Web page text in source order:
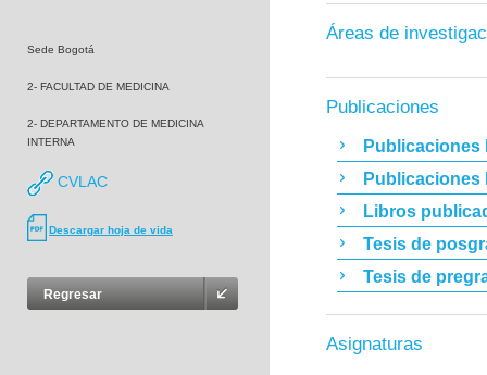
Sede Bogotá
2- FACULTAD DE MEDICINA
2- DEPARTAMENTO DE MEDICINA
INTERNA
CVLAC
Descargar hoja de vida
Regresar
Áreas de
Publicaciones
Publicaciones
Publicaciones
Libros
Tesis de
Tesis de
Asignaturas